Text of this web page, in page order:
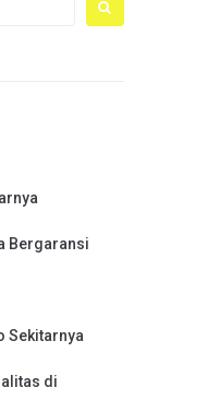
Bergaransi
Sekitarnya
di